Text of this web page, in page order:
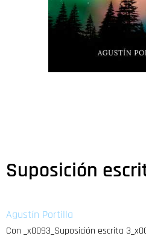
Suposición
Agustín Portilla
Con _x0093_Suposición escrita